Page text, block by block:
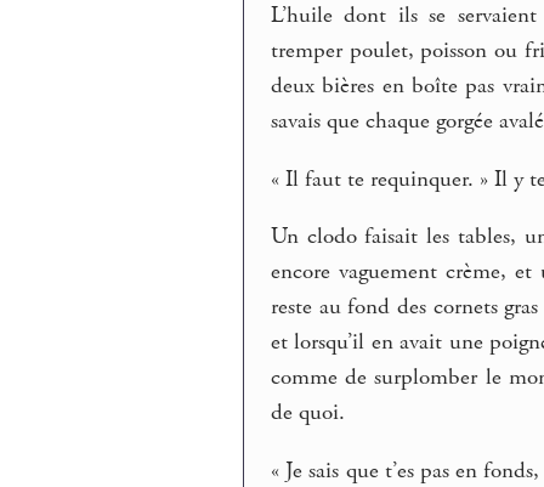
L’huile dont ils se
tremper poulet, poisson ou
deux bières en boîte pas
savais que chaque gorgée
« Il faut te requinquer. » Il y
Un clodo faisait les tables,
encore vaguement crème,
reste au fond des cornets
et lorsqu’il en avait une
comme de surplomber le
de quoi.
« Je sais que t’es pas en